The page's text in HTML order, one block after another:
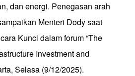
dan energi. Penegasan arah
Menteri Dody saat
Kunci dalam forum “The
Investment and
Selasa (9/12/2025).